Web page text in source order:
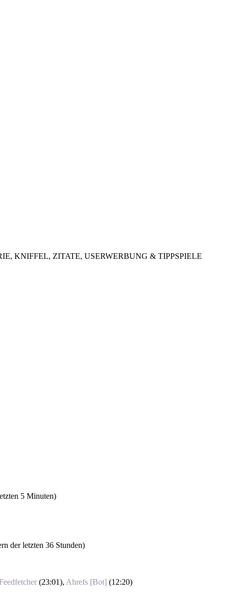
KNIFFEL, ZITATE, USERWERBUNG & TIPPSPIELE
5 Minuten)
der letzten 36 Stunden)
(23:01), Ahrefs [Bot] (12:20)